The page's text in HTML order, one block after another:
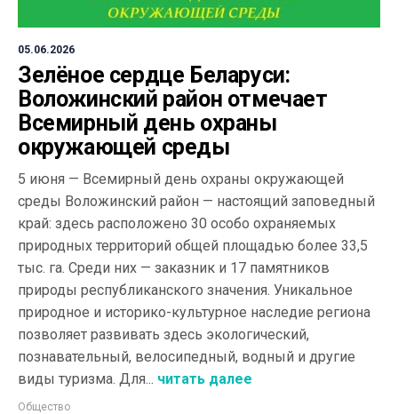
05.06.2026
Зелёное сердце Беларуси:
Воложинский район отмечает
Всемирный день охраны
окружающей среды
5 июня — Всемирный день охраны окружающей
среды Воложинский район — настоящий заповедный
край: здесь расположено 30 особо охраняемых
природных территорий общей площадью более 33,5
тыс. га. Среди них — заказник и 17 памятников
природы республиканского значения. Уникальное
природное и историко-культурное наследие региона
позволяет развивать здесь экологический,
познавательный, велосипедный, водный и другие
виды туризма. Для... читать далее
Общество